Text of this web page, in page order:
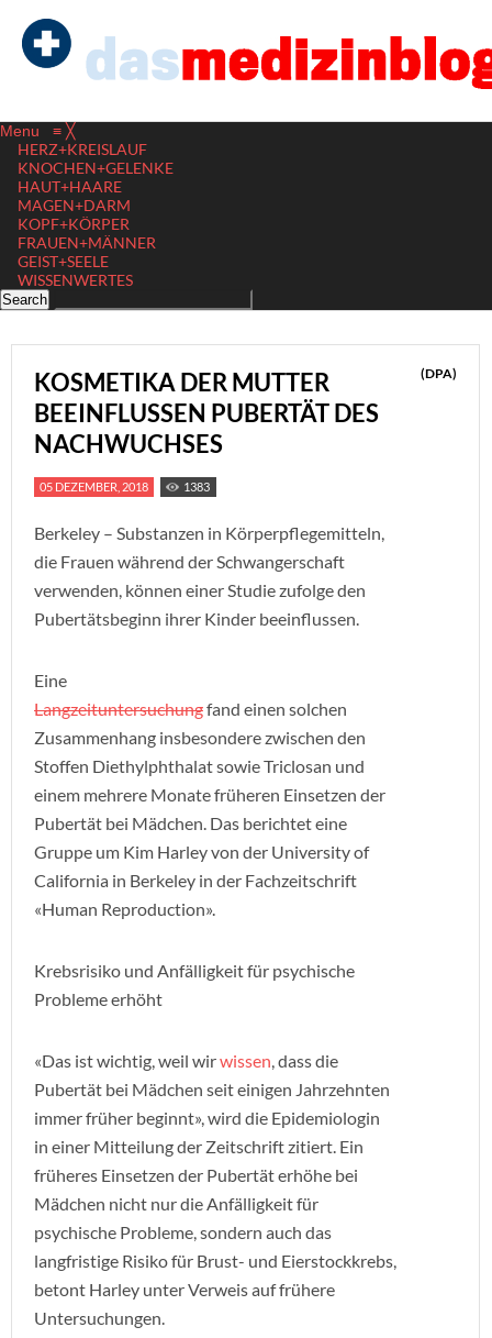
Menu ≡ ╳
HERZ+KREISLAUF
KNOCHEN+GELENKE
HAUT+HAARE
MAGEN+DARM
KOPF+KÖRPER
FRAUEN+MÄNNER
GEIST+SEELE
WISSENWERTES
KOSMETIKA DER MUTTER
BEEINFLUSSEN PUBERTÄT DES
NACHWUCHSES
(DPA)
05 DEZEMBER, 2018 1383
Berkeley – Substanzen in Körperpflegemitteln,
die Frauen während der Schwangerschaft
verwenden, können einer Studie zufolge den
Pubertätsbeginn ihrer Kinder beeinflussen.
Eine
Langzeituntersuchungfand einen solchen
Zusammenhang insbesondere zwischen den
Stoffen Diethylphthalat sowie Triclosan und
einem mehrere Monate früheren Einsetzen der
Pubertät bei Mädchen. Das berichtet eine
Gruppe um Kim Harley von der University of
California in Berkeley in der Fachzeitschrift
«Human Reproduction».
Krebsrisiko und Anfälligkeit für psychische
Probleme erhöht
«Das ist wichtig, weil wirwissen, dass die
Pubertät bei Mädchen seit einigen Jahrzehnten
immer früher beginnt», wird die Epidemiologin
in einer Mitteilung der Zeitschrift zitiert. Ein
früheres Einsetzen der Pubertät erhöhe bei
Mädchen nicht nur die Anfälligkeit für
psychische Probleme, sondern auch das
langfristige Risiko für Brust- und Eierstockkrebs,
betont Harley unter Verweis auf frühere
Untersuchungen.